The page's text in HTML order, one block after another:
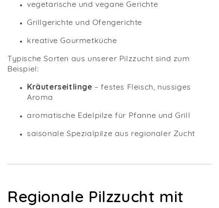
vegetarische und vegane Gerichte
Grillgerichte und Ofengerichte
kreative Gourmetküche
Typische Sorten aus unserer Pilzzucht sind zum
Beispiel:
Kräuterseitlinge – festes Fleisch, nussiges
Aroma
aromatische Edelpilze für Pfanne und Grill
saisonale Spezialpilze aus regionaler Zucht
Regionale Pilzzucht mit